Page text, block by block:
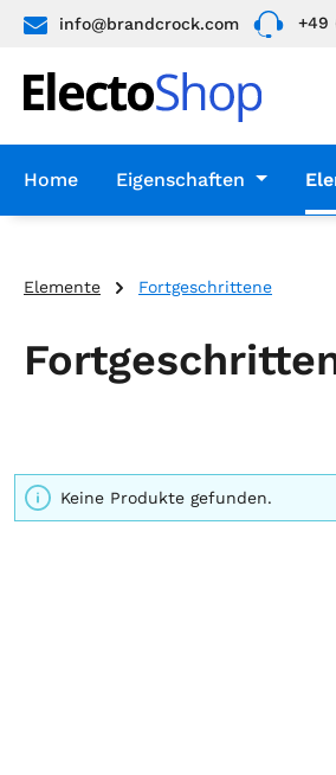
Zur Hauptnavigation
info@brandcrock.com +49
Home Eigenschaften
Elemente Fortgeschrittene
Keine Produkte gefunden.